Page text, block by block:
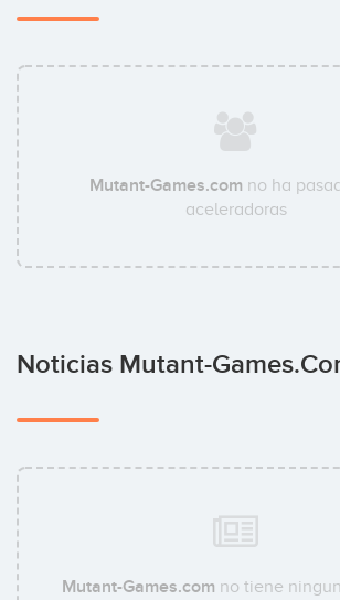
Mutant-Games.com no ha
aceleradoras
Noticias Mutant-
Mutant-Games.com no tiene